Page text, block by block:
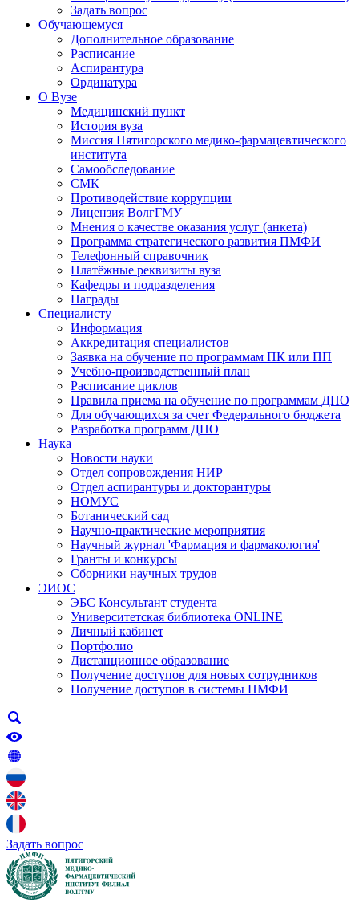
Задать вопрос
Обучающемуся
Дополнительное образование
Расписание
Аспирантура
Ординатура
О Вузе
Медицинский пункт
История вуза
Миссия Пятигорского медико-фармацевтического
института
Самообследование
СМК
Противодействие коррупции
Лицензия ВолгГМУ
Мнения о качестве оказания услуг (анкета)
Программа стратегического развития ПМФИ
Телефонный справочник
Платёжные реквизиты вуза
Кафедры и подразделения
Награды
Специалисту
Информация
Аккредитация специалистов
Заявка на обучение по программам ПК или ПП
Учебно-производственный план
Расписание циклов
Правила приема на обучение по программам ДПО
Для обучающихся за счет Федерального бюджета
Разработка программ ДПО
Наука
Новости науки
Отдел сопровождения НИР
Отдел аспирантуры и докторантуры
НОМУС
Ботанический сад
Научно-практические мероприятия
Научный журнал 'Фармация и фармакология'
Гранты и конкурсы
Сборники научных трудов
ЭИОС
ЭБС Консультант студента
Университетская библиотека ONLINE
Личный кабинет
Портфолио
Дистанционное образование
Получение доступов для новых сотрудников
Получение доступов в системы ПМФИ
Задать вопрос